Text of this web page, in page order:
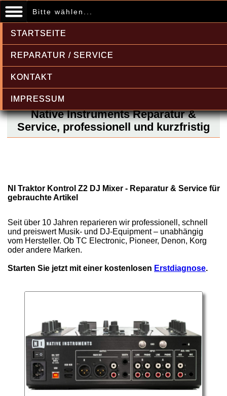
Bitte wählen...
STARTSEITE
REPARATUR / SERVICE
KONTAKT
IMPRESSUM
Native Instruments Reparatur &
Service, professionell und kurzfristig
NI Traktor Kontrol Z2 DJ Mixer - Reparatur & Service für
gebrauchte Artikel
Seit über 10 Jahren reparieren wir professionell, schnell
und preiswert Musik- und DJ-Equipment – unabhängig
vom Hersteller. Ob TC Electronic, Pioneer, Denon, Korg
oder andere Marken.
Starten Sie jetzt mit einer kostenlosen Erstdiagnose.